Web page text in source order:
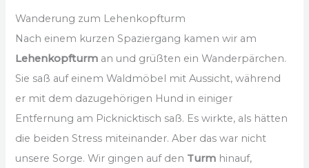
Wanderung zum Lehenkopfturm
Nach einem kurzen Spaziergang kamen wir am
Lehenkopfturm an und grüßten ein Wanderpärchen.
Sie saß auf einem Waldmöbel mit Aussicht, während
er mit dem dazugehörigen Hund in einiger
Entfernung am Picknicktisch saß. Es wirkte, als hätten
die beiden Stress miteinander. Aber das war nicht
unsere Sorge. Wir gingen auf den Turm hinauf,